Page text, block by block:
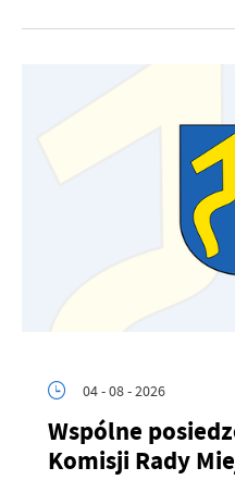
04 - 08 - 2026
Wspólne
Komisji Rady